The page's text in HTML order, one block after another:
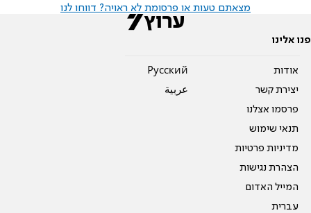
מצאתם טעות או פרסומת לא ראויה? דווחו לנו
פנו אלינו
אודות
יצירת קשר
פרסמו אצלנו
תנאי שימוש
מדיניות פרטיות
הצהרת נגישות
המייל האדום
עברית
Pусский
عربية